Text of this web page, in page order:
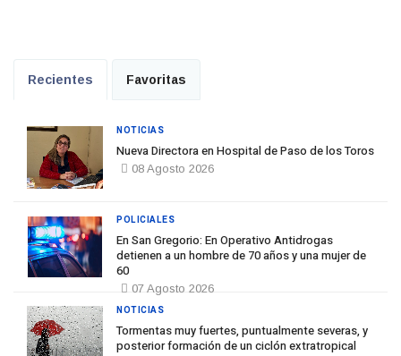
Recientes Favoritas
Nueva Directora en Hospital de Paso de los Toros
08 Agosto 2026
NOTICIAS
En San Gregorio: En Operativo Antidrogas
detienen a un hombre de 70 años y una mujer de
60
07 Agosto 2026
POLICIALES
Tormentas muy fuertes, puntualmente severas, y
posterior formación de un ciclón extratropical
NOTICIAS